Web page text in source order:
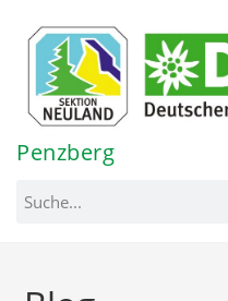
springen
Penzberg